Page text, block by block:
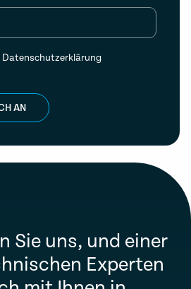
Datenschutzerklärung
AN
Sie uns, und einer
Experten